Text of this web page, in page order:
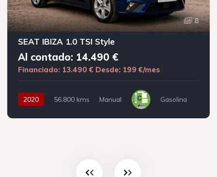
8
SEAT IBIZA 1.0 TSI Style
Al contado: 14.490 €
Financiado: 13.490 € Desde: 199 €/mes
2020 56.800 kms Manual Gasolina